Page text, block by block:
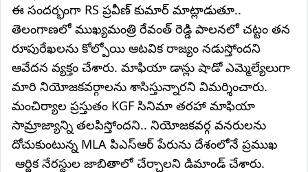
ఈ సందర్భంగా RS ప్రవీణ్ కుమార్ మాట్లాడుతూ..
తెలంగాణలో ముఖ్యమంత్రి రేవంత్ రెడ్డి పాలనలో చట్టం తన
రూపురేఖలను కోల్పోయి ఆటవిక రాజ్యం నడుస్తోందని
ఆవేదన వ్యక్తం చేశారు. మాఫియా డాన్లు షాడో ఎమ్మెల్యేలుగా
మారి నియోజకవర్గాలను శాసిస్తున్నారని విమర్శించారు.
మంచిర్యాల ప్రస్తుతం KGF సినిమా తరహా మాఫియా
సామ్రాజ్యాన్ని తలపిస్తోందని.. నియోజకవర్గ వనరులను
దోచుకుంటున్న MLA పిఎస్ఆర్ పేరును దేశంలోనే ప్రముఖ
ఆర్థిక నేరస్థుల జాబితాలో చేర్చాలని డిమాండ్ చేశారు.